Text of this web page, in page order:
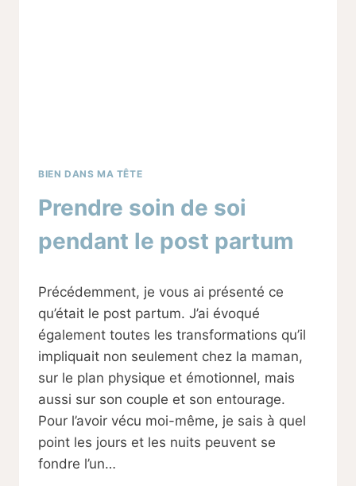
BIEN DANS MA TÊTE
Prendre soin de soi
pendant le post partum
Sabine
Précédemment, je vous ai présenté ce
qu’était le post partum. J’ai évoqué
également toutes les transformations qu’il
impliquait non seulement chez la maman,
sur le plan physique et émotionnel, mais
aussi sur son couple et son entourage.
Pour l’avoir vécu moi-même, je sais à quel
point les jours et les nuits peuvent se
fondre l’un…